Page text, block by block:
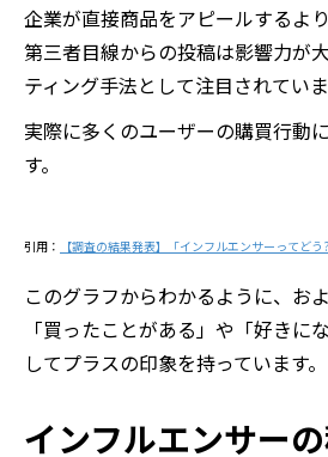
企業が直接商品をアピールするよ
第三者目線からの投稿は影響力が
ティング手法として注目されていま
実際に多くのユーザーの購買行動
す。
引用： 【調査の結果発表】「インフルエンサーってどう
このグラフからわかるように、お
「買ったことがある」や「好きに
してプラスの印象を持っています。
インフルエンサー